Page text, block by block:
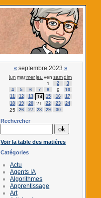
«septembre 2023 »
lun marmerjeu ven samdim
1
2
3
4
5 6 7 8 9
10
11
12 13 14 15 16
17
18
19 20 21 22 23 24
25 26 27 28 29 30
Rechercher
Voir la table des matières
Catégories
Actu
Agents IA
Algorithmes
Apprentissage
Art